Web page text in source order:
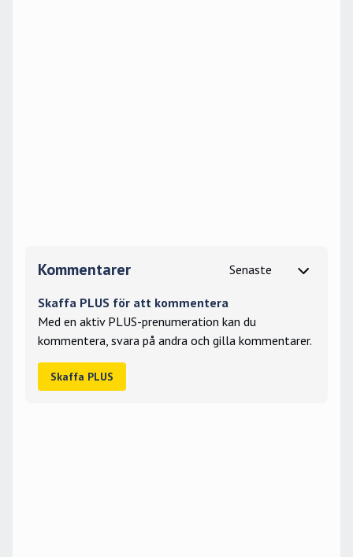
Kommentarer
Skaffa PLUS för att kommentera
Med en aktiv PLUS-prenumeration kan du
kommentera, svara på andra och gilla kommentarer.
Skaffa PLUS